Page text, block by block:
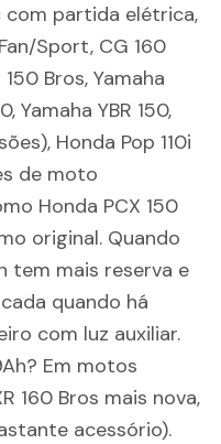
com partida elétrica,
Sport, CG 160
Bros, Yamaha
Yamaha YBR 150,
Honda Pop 110i
de moto
Honda PCX 150
original. Quando
tem mais reserva e
quando há
com luz auxiliar.
Em motos
160 Bros mais nova,
acessório).